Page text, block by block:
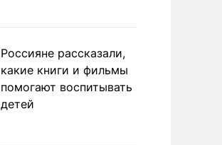
Россияне рассказали,
какие книги и фильмы
помогают воспитывать
детей